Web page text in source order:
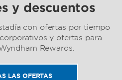
y descuentos
con ofertas por tiempo
y ofertas para
Rewards.
LAS OFERTAS